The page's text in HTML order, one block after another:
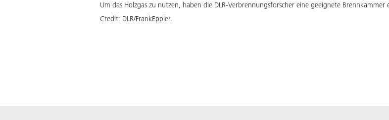
Um das Holzgas zu nutzen, haben die DLR-Verbrennungsforscher eine geeignete
Credit: DLR/FrankEppler.